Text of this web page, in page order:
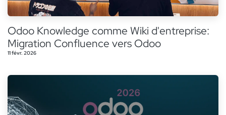
Odoo Knowledge comme Wiki d'entreprise:
Migration Confluence vers Odoo
11 févr. 2026